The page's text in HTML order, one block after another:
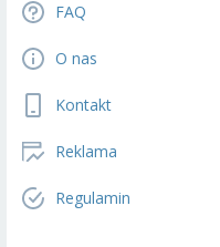
FAQ
O nas
Kontakt
Reklama
Regulamin